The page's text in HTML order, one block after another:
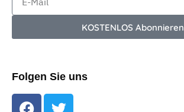
KOSTENLOS Abonnieren
Folgen Sie uns